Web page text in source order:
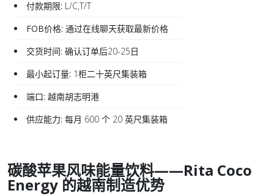
付款期限: L/C,T/T
FOB价格: 通过在线聊天获取最新价格
交货时间: 确认订单后20-25日
最小起订量: 1柜二十英尺集装箱
端口: 越南胡志明港
供应能力: 每月 600 个 20 英尺集装箱
碳酸苹果风味能量饮料——Rita Coco
Energy 的越南制造优势